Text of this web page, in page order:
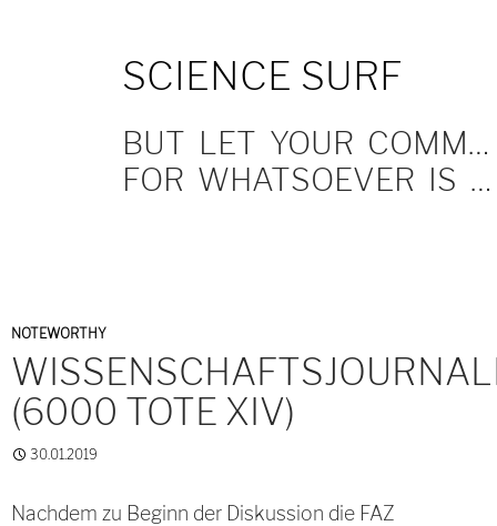
SCIENCE SURF
BUT LET YOUR COMMUNICATION BE YEA, YEA; NAY, NAY.
FOR WHATSOEVER IS MORE THAN THESE COMETH OF EVIL.
NOTEWORTHY
(6000 TOTE XIV)
30.01.2019
Nachdem zu Beginn der Diskussion die FAZ